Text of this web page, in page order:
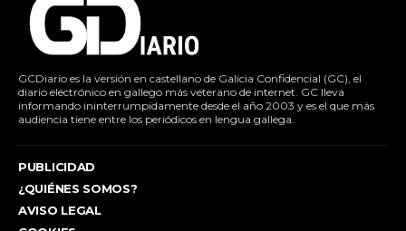
GCDiario es la versión en castellano de Galicia Confidencial (GC), el
diario electrónico en gallego más veterano de internet. GC lleva
informando ininterrumpidamente desde el año 2003 y es el que más
audiencia tiene entre los periódicos en lengua gallega.
PUBLICIDAD
¿QUIÉNES SOMOS?
AVISO LEGAL